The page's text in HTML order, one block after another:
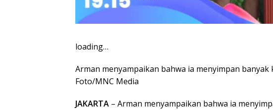
loading…
Arman menyampaikan bahwa ia menyimpan
Foto/MNC Media
JAKARTA – Arman menyampaikan bahwa ia